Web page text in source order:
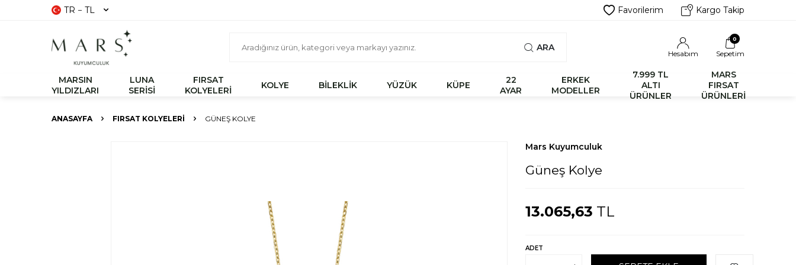
TR − TL Favorilerim Kargo Takip
ARA
Hesabım
0
Sepetim
MARSIN
YILDIZLARI
LUNA
SERİSİ
FIRSAT
KOLYELERİ
KOLYE BİLEKLİK YÜZÜK KÜPE
22
AYAR
ERKEK
MODELLER
7.999 TL
ALTI
ÜRÜNLER
MARS
FIRSAT
ÜRÜNLERİ
ANASAYFA FIRSAT KOLYELERİ GÜNEŞ KOLYE
Mars Kuyumculuk
Güneş Kolye
13.065,63 TL
ADET